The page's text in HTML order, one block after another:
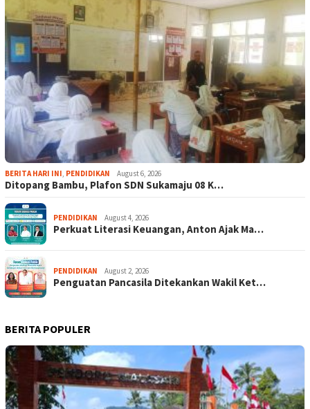
BERITA HARI INI, PENDIDIKAN August 6, 2026
Ditopang Bambu, Plafon SDN Sukamaju 08 K…
PENDIDIKAN August 4, 2026
Perkuat Literasi Keuangan, Anton Ajak Ma…
PENDIDIKAN August 2, 2026
Penguatan Pancasila Ditekankan Wakil Ket…
BERITA POPULER